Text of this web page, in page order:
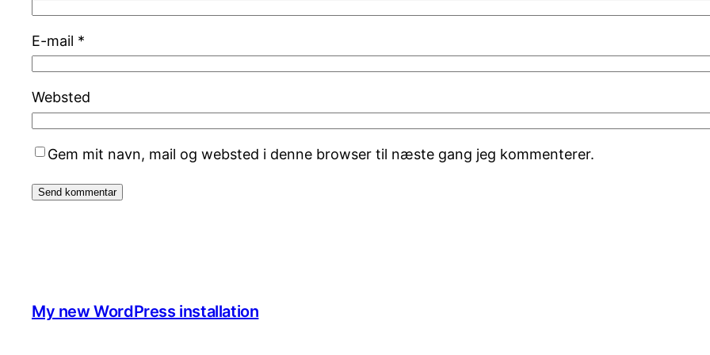
E-mail *
Websted
Gem mit navn, mail og websted i denne browser til næste gang jeg kommenterer.
My new WordPress installation